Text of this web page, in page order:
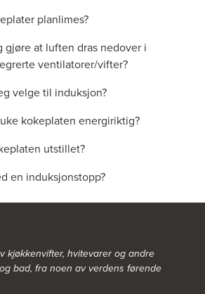
planlimes?
gjøre at luften dras nedover i
ventilatorer/vifter?
velge til induksjon?
kokeplaten energiriktig?
utstillet?
en induksjonstopp?
kjøkkenvifter, hvitevarer og andre
bad, fra noen av verdens førende